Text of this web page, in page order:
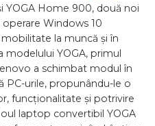
YOGA Home 900, două noi
Windows 10
la muncă și în
modelului YOGA, primul
a schimbat modul în
PC-urile, propunându-le o
funcționalitate și potrivire
laptop convertibil YOGA